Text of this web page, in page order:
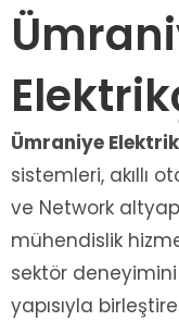
Ümraniye Elektrik
sistemleri, akıllı
ve Network
mühendislik
sektör
yapısıyla